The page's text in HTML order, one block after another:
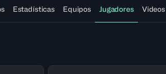
Estadísticas Equipos Jugadores Videos